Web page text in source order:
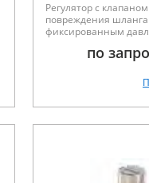
утечки
Регулятор с
повреждения шланга
фиксированным
по